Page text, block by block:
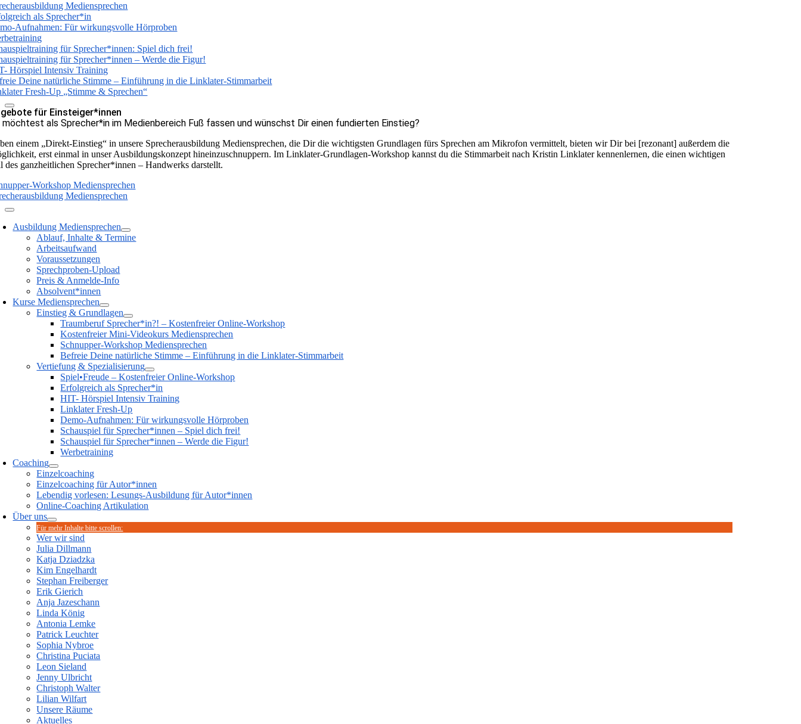
Mediensprechen
als Sprecher*in
Aufnahmen: Für wirkungsvolle Hörproben
für Sprecher*innen: Spiel dich frei!
für Sprecher*innen – Werde die Figur!
Hörspiel Intensiv Training
Deine natürliche Stimme – Einführung in die Linklater-Stimmarbeit
Fresh-Up „Stimme & Sprechen“
für Einsteiger*innen
möchtest als Sprecher*in im Medienbereich Fuß fassen und wünschst Dir einen fundierten Einstieg?
einem „Direkt-Einstieg“ in unsere Sprecherausbildung Mediensprechen, die Dir die wichtigsten Grundlagen fürs Sprechen am Mikrofon vermittelt, bieten wir Dir bei [rezonant] außerdem die
erst einmal in unser Ausbildungskonzept hineinzuschnuppern. Im Linklater-Grundlagen-Workshop kannst du die Stimmarbeit nach Kristin Linklater kennenlernen, die einen wichtigen
des ganzheitlichen Sprecher*innen – Handwerks darstellt.
Workshop Mediensprechen
Mediensprechen
Ausbildung Mediensprechen
Ablauf, Inhalte & Termine
Arbeitsaufwand
Voraussetzungen
Sprechproben-Upload
Preis & Anmelde-Info
Absolvent*innen
Kurse Mediensprechen
Einstieg & Grundlagen
Traumberuf Sprecher*in?! – Kostenfreier Online-Workshop
Kostenfreier Mini-Videokurs Mediensprechen
Schnupper-Workshop Mediensprechen
Befreie Deine natürliche Stimme – Einführung in die Linklater-Stimmarbeit
Vertiefung & Spezialisierung
Spiel•Freude – Kostenfreier Online-Workshop
Erfolgreich als Sprecher*in
HIT- Hörspiel Intensiv Training
Linklater Fresh-Up
Demo-Aufnahmen: Für wirkungsvolle Hörproben
Schauspiel für Sprecher*innen – Spiel dich frei!
Schauspiel für Sprecher*innen – Werde die Figur!
Werbetraining
Coaching
Einzelcoaching
Einzelcoaching für Autor*innen
Lebendig vorlesen: Lesungs-Ausbildung für Autor*innen
Online-Coaching Artikulation
Über uns
Für mehr Inhalte bitte scrollen:
Wer wir sind
Julia Dillmann
Katja Dziadzka
Kim Engelhardt
Stephan Freiberger
Erik Gierich
Anja Jazeschann
Linda König
Antonia Lemke
Patrick Leuchter
Sophia Nybroe
Christina Puciata
Leon Sieland
Jenny Ulbricht
Christoph Walter
Lilian Wilfart
Unsere Räume
Aktuelles